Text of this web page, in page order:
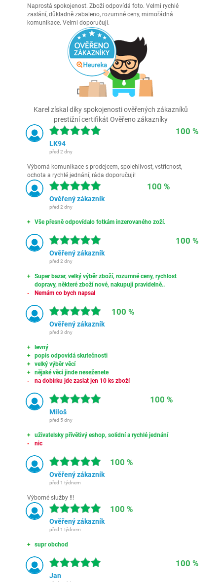
Naprostá spokojenost. Zboží odpovídá foto. Velmi rychlé
zaslání, důkladně zabaleno, rozumné ceny, mimořádná
komunikace. Velmi doporučuji.
Karel získal díky spokojenosti ověřených zákazníků
prestižní certifikát Ověřeno zákazníky
100 %
LK94
před 2 dny
Výborná komunikace s prodejcem, spolehlivost, vstřícnost,
ochota a rychlé jednání, ráda doporučuji!
100 %
Ověřený zákazník
před 2 dny
Vše přesně odpovídalo fotkám inzerovaného zoží.
100 %
Ověřený zákazník
před 2 dny
Super bazar, velký výběr zboží, rozumné ceny, rychlost
dopravy, některé zboží nové, nakupuji pravidelně..
Nemám co bych napsal
100 %
Ověřený zákazník
před 3 dny
levný
popis odpovídá skutečnosti
velký výběr věcí
nějaké věci jinde neseženete
na dobírku jde zaslat jen 10 ks zboží
100 %
Miloš
před 5 dny
uživatelsky přívětivý eshop, solidní a rychlé jednání
nic
100 %
Ověřený zákazník
před 1 týdnem
Výborné služby !!!
100 %
Ověřený zákazník
před 1 týdnem
supr obchod
100 %
Jan